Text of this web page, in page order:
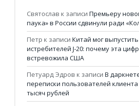
Святослав к записи Премьеру
паука» в России сдвинули ради
Петр к записи Китай мог
истребителей J-20: почему эта
встревожила США
Петуард Эдров к записи В
переписки пользователей клиента
тысяч рублей